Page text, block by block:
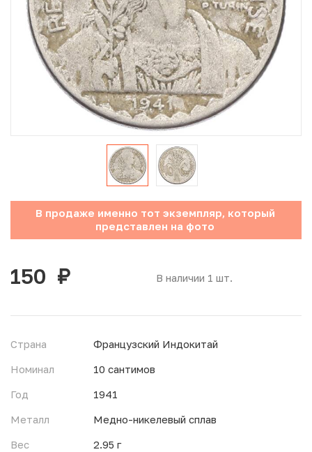
Юбилейные монеты Банка России (с 1999 года)
Памятные и инвестиционные монеты СССР и России
Иностранные монеты
Неофициальные выпуски монет (Unusual)
Античные и средневековые монеты
Инвестиционные монеты
В продаже именно тот экземпляр, который
представлен на фото
В наличии 1 шт.
150 руб.
Страна
Французский Индокитай
Номинал
10 сантимов
Год
1941
Металл
Медно-никелевый сплав
Вес
2.95 г